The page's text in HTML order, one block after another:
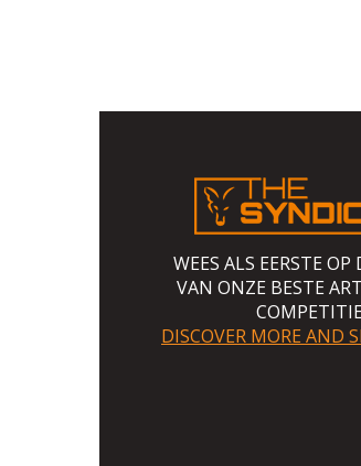
WEES ALS EERSTE OP
VAN ONZE BESTE
DISCOVER MORE AND